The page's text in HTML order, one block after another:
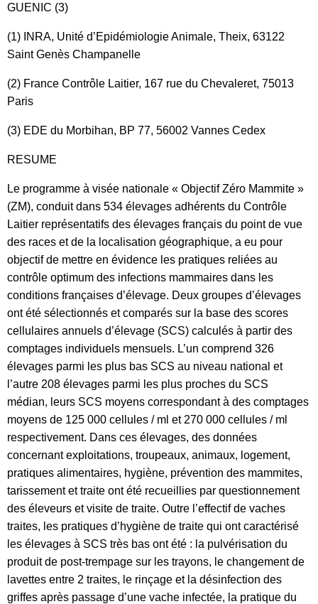
GUENIC (3)
(1) INRA, Unité d’Epidémiologie Animale, Theix, 63122
Saint Genès Champanelle
(2) France Contrôle Laitier, 167 rue du Chevaleret, 75013
Paris
(3) EDE du Morbihan, BP 77, 56002 Vannes Cedex
RESUME
Le programme à visée nationale « Objectif Zéro Mammite »
(ZM), conduit dans 534 élevages adhérents du Contrôle
Laitier représentatifs des élevages français du point de vue
des races et de la localisation géographique, a eu pour
objectif de mettre en évidence les pratiques reliées au
contrôle optimum des infections mammaires dans les
conditions françaises d’élevage. Deux groupes d’élevages
ont été sélectionnés et comparés sur la base des scores
cellulaires annuels d’élevage (SCS) calculés à partir des
comptages individuels mensuels. L’un comprend 326
élevages parmi les plus bas SCS au niveau national et
l’autre 208 élevages parmi les plus proches du SCS
médian, leurs SCS moyens correspondant à des comptages
moyens de 125 000 cellules / ml et 270 000 cellules / ml
respectivement. Dans ces élevages, des données
concernant exploitations, troupeaux, animaux, logement,
pratiques alimentaires, hygiène, prévention des mammites,
tarissement et traite ont été recueillies par questionnement
des éleveurs et visite de traite. Outre l’effectif de vaches
traites, les pratiques d’hygiène de traite qui ont caractérisé
les élevages à SCS très bas ont été : la pulvérisation du
produit de post-trempage sur les trayons, le changement de
lavettes entre 2 traites, le rinçage et la désinfection des
griffes après passage d’une vache infectée, la pratique du